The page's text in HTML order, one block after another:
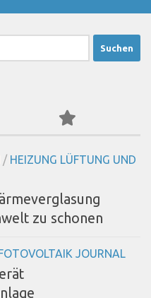
/ HEIZUNG LÜFTUNG UND
zu schonen
JOURNAL